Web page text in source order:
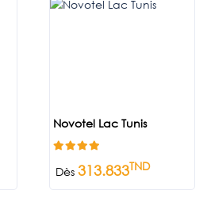
Novotel Lac Tunis
Dès313.833TND